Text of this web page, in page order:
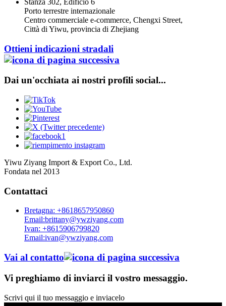
Porto terrestre internazionale
Centro commerciale e-commerce, Chengxi Street,
Città di Yiwu, provincia di Zhejiang
Ottieni indicazioni stradali
Dai un'occhiata ai nostri profili social...
Yiwu Ziyang Import & Export Co., Ltd.
Fondata nel 2013
Contattaci
Bretagna: +8618657950860
Email:brittany@ywziyang.com
Ivan: +8615906799820
Email:ivan@ywziyang.com
Vai al contatto
Vi preghiamo di inviarci il vostro messaggio.
Scrivi qui il tuo messaggio e inviacelo